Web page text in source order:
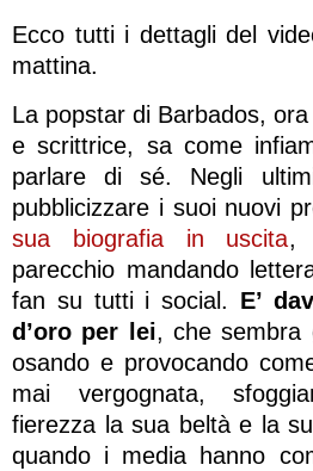
Ecco tutti i dettagli del
mattina.
La popstar di Barbados,
e scrittrice, sa come
parlare di sé. Negli
pubblicizzare i suoi nuovi
sua biografia in uscita,
parecchio mandando
fan su tutti i social. E’
d’oro per lei, che sembra
osando e provocando
mai vergognata,
fierezza la sua beltà e la
quando i media hanno